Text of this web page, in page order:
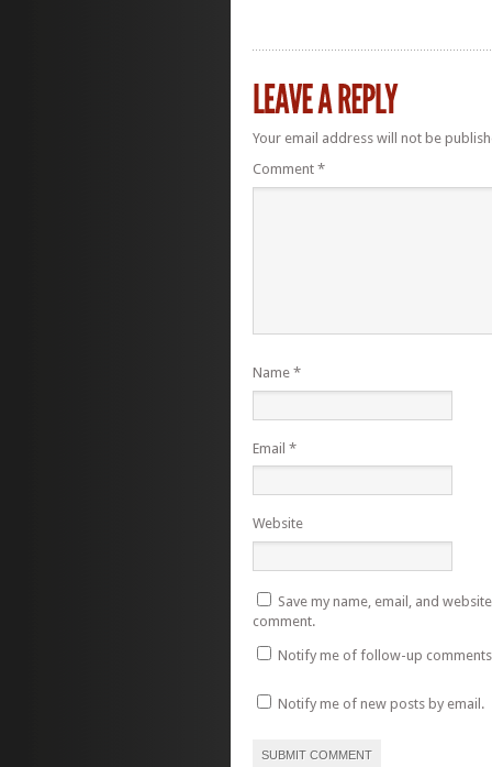
Your email address will not be
Comment *
Name *
Email *
Website
Save my name, email, and
comment.
Notify me of follow-up
Notify me of new posts by email.